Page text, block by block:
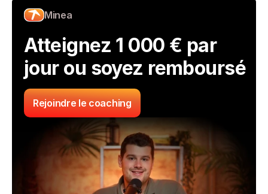
Minea
Atteignez 1 000 € par
jour ou soyez remboursé
Rejoindre le coaching